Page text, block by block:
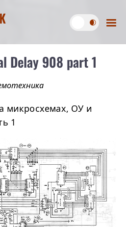
Delay 908 part 1
микросхемах, ОУ и
1